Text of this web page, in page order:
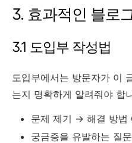
3. 효과적인 블로
3.1 도입부 작성법
도입부에서는 방문자가 이
는지 명확하게 알려줘야 합
문제 제기 → 해결 방법
궁금증을 유발하는 질